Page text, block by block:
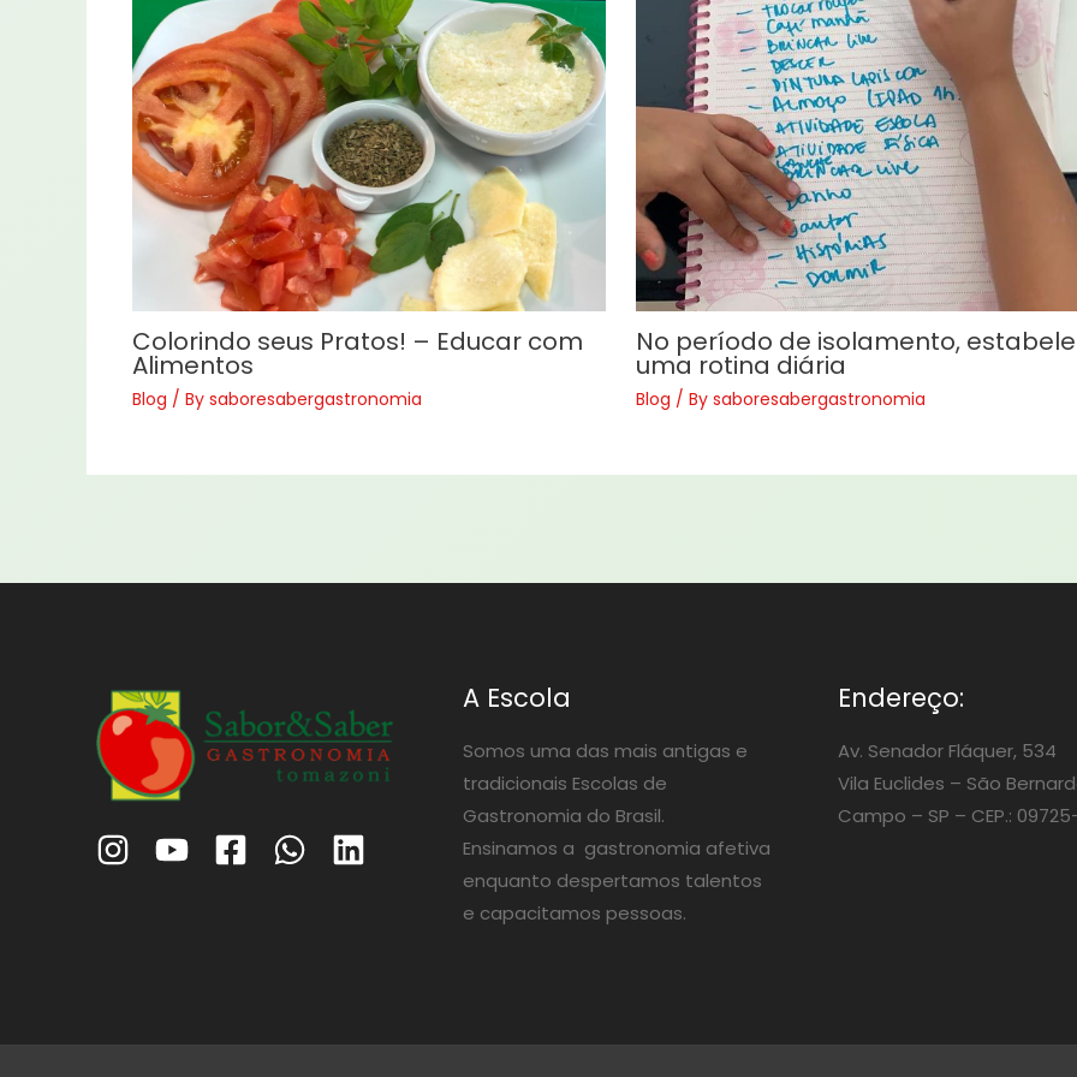
Colorindo seus Pratos! – Educar com
Alimentos
Blog / By saboresabergastronomia
No período de isolamento,
uma rotina diária
Blog / By saboresabergastronomia
A Escola
Somos uma das mais antigas e
tradicionais Escolas de
Gastronomia do Brasil.
Ensinamos a gastronomia afetiva
enquanto despertamos talentos
e capacitamos pessoas.
Endereço:
Av. Senador Fláquer, 534
Vila Euclides – São
Campo – SP – CEP.: